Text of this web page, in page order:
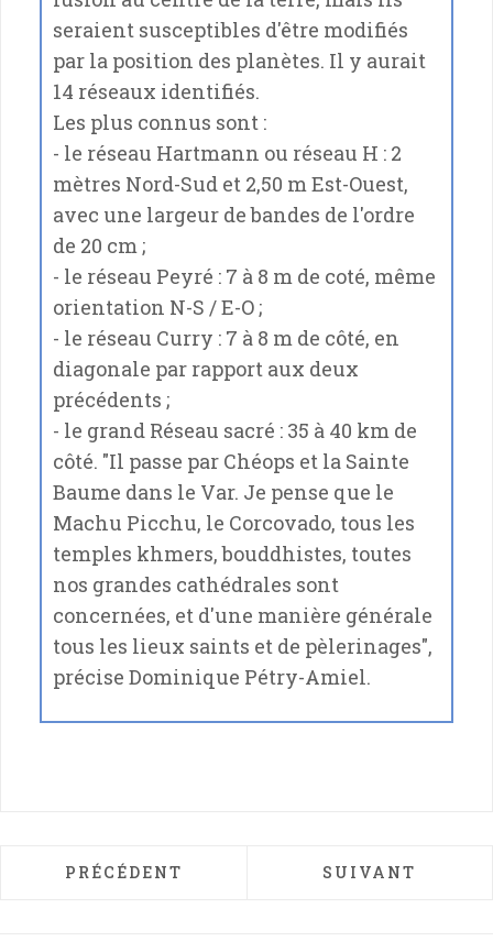
seraient susceptibles d'être modifiés
par la position des planètes. Il y aurait
14 réseaux identifiés.
Les plus connus sont :
- le réseau Hartmann ou réseau H : 2
mètres Nord-Sud et 2,50 m Est-Ouest,
avec une largeur de bandes de l'ordre
de 20 cm ;
- le réseau Peyré : 7 à 8 m de coté, même
orientation N-S / E-O ;
- le réseau Curry : 7 à 8 m de côté, en
diagonale par rapport aux deux
précédents ;
- le grand Réseau sacré : 35 à 40 km de
côté. "Il passe par Chéops et la Sainte
Baume dans le Var. Je pense que le
Machu Picchu, le Corcovado, tous les
temples khmers, bouddhistes, toutes
nos grandes cathédrales sont
concernées, et d'une manière générale
tous les lieux saints et de pèlerinages",
précise Dominique Pétry-Amiel.
ARTICLE PRÉCÉDENT : LES HUILES
PRÉCÉDENT ARTICLE
SUIVANT